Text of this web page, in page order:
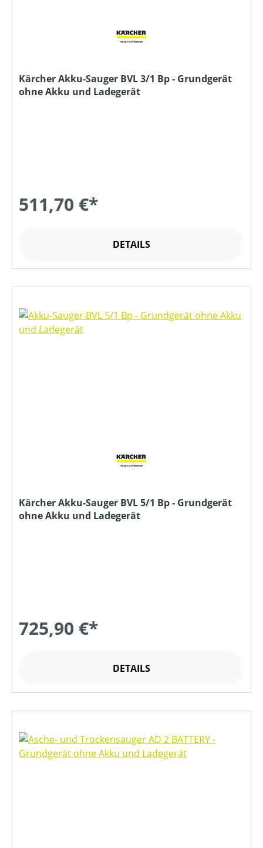
Kärcher Akku-Sauger BVL 3/1 Bp - Grundgerät
ohne Akku und Ladegerät
511,70 €*
DETAILS
Kärcher Akku-Sauger BVL 5/1 Bp - Grundgerät
ohne Akku und Ladegerät
725,90 €*
DETAILS